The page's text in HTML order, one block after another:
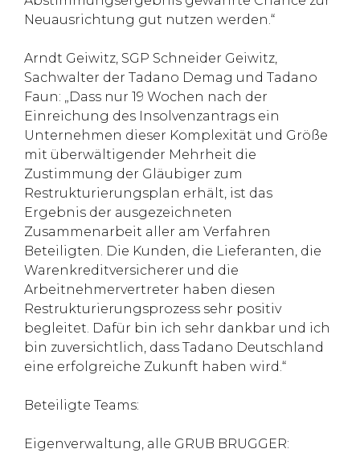
Neuausrichtung gut nutzen werden.“
Arndt Geiwitz, SGP Schneider Geiwitz,
Sachwalter der Tadano Demag und Tadano
Faun: „Dass nur 19 Wochen nach der
Einreichung des Insolvenzantrags ein
Unternehmen dieser Komplexität und Größe
mit überwältigender Mehrheit die
Zustimmung der Gläubiger zum
Restrukturierungsplan erhält, ist das
Ergebnis der ausgezeichneten
Zusammenarbeit aller am Verfahren
Beteiligten. Die Kunden, die Lieferanten, die
Warenkreditversicherer und die
Arbeitnehmervertreter haben diesen
Restrukturierungsprozess sehr positiv
begleitet. Dafür bin ich sehr dankbar und ich
bin zuversichtlich, dass Tadano Deutschland
eine erfolgreiche Zukunft haben wird.“
Beteiligte Teams:
Eigenverwaltung, alle GRUB BRUGGER: